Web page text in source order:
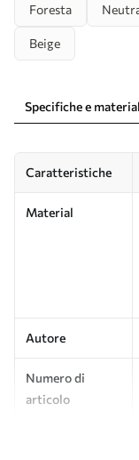
Foresta
Beige
Specifiche e
Caratteristiche
Material
Autore
Numero di
articolo